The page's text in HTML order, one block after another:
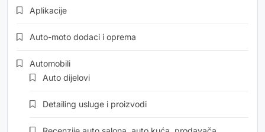
Aplikacije
Auto-moto dodaci i oprema
Automobili
Auto dijelovi
Detailing usluge i proizvodi